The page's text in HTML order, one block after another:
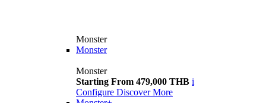
Monster
Monster
Monster
Starting From 479,000 THB i
Configure Discover More